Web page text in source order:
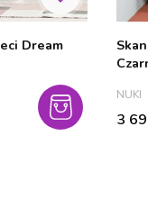
Dream
NUKI
Cena
3